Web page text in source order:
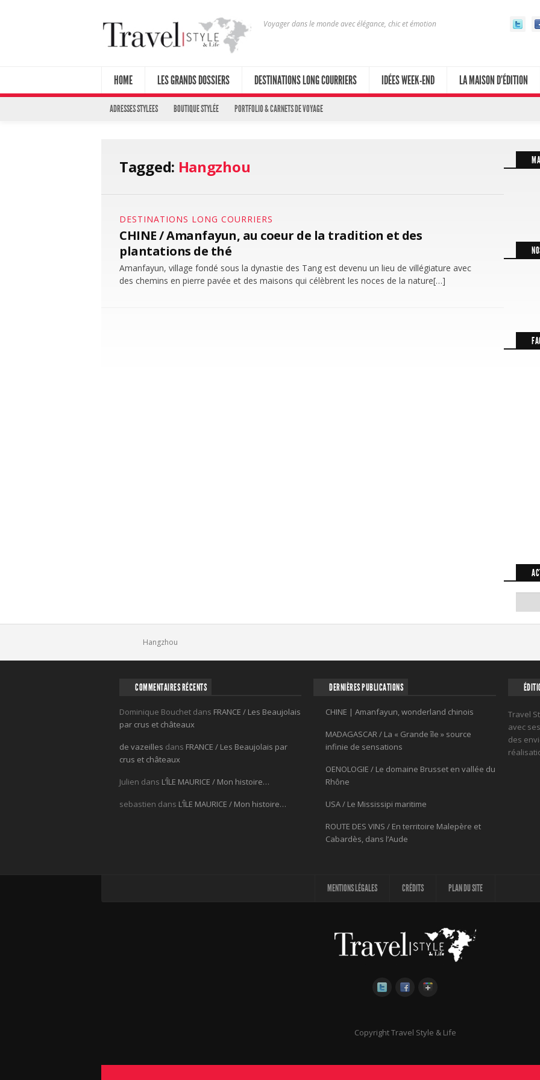
Voyager dans le monde avec élégance, chic et émotion
HOME LES GRANDS DOSSIERS DESTINATIONS LONG COURRIERS IDÉES WEEK-END LA MAISON D’ÉDITION
ADRESSES STYLEES BOUTIQUE STYLÉE PORTFOLIO & CARNETS DE VOYAGE
Tagged: Hangzhou
DESTINATIONS LONG COURRIERS
CHINE / Amanfayun, au coeur de la tradition et des
plantations de thé
Amanfayun, village fondé sous la dynastie des Tang est devenu un lieu de villégiature avec
des chemins en pierre pavée et des maisons qui célèbrent les noces de la nature[…]
Hangzhou
COMMENTAIRES RÉCENTS
Dominique Bouchet dans FRANCE / Les Beaujolais
par crus et châteaux
de vazeilles dans FRANCE / Les Beaujolais par
crus et châteaux
Julien dans L’ÎLE MAURICE / Mon histoire…
sebastien dans L’ÎLE MAURICE / Mon histoire…
DERNIÈRES PUBLICATIONS
CHINE | Amanfayun, wonderland chinois
MADAGASCAR / La « Grande île » source
infinie de sensations
OENOLOGIE / Le domaine Brusset en vallée du
Rhône
USA / Le Mississipi maritime
ROUTE DES VINS / En territoire Malepère et
Cabardès, dans l’Aude
Travel
avec
des
MENTIONS LÉGALES CRÉDITS PLAN DU SITE
Copyright Travel Style & Life